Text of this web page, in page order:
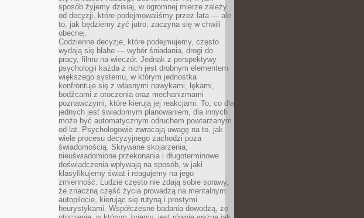
sposób żyjemy dzisiaj, w ogromnej mierze zależy
od decyzji, które podejmowaliśmy przez lata — ale
to, jak będziemy żyć jutro, zaczyna się w chwili
obecnej.
Codzienne decyzje, które podejmujemy, często
wydają się błahe — wybór śniadania, drogi do
pracy, filmu na wieczór. Jednak z perspektywy
psychologii każda z nich jest drobnym elementem
większego systemu, w którym jednostka
konfrontuje się z własnymi nawykami, lękami,
bodźcami z otoczenia oraz mechanizmami
poznawczymi, które kierują jej reakcjami. To, co dla
jednych jest świadomym planowaniem, dla innych
może być automatycznym odruchem powtarzanym
od lat. Psychologowie zwracają uwagę na to, jak
wiele procesu decyzyjnego zachodzi poza
świadomością. Skrywane skojarzenia,
nieuświadomione przekonania i długoterminowe
doświadczenia wpływają na sposób, w jaki
klasyfikujemy świat i reagujemy na jego
zmienność. Ludzie często nie zdają sobie sprawy,
że znaczną część życia prowadzą na mentalnym
autopilocie, kierując się rutyną i prostymi
heurystykami. Współczesne badania dowodzą, że